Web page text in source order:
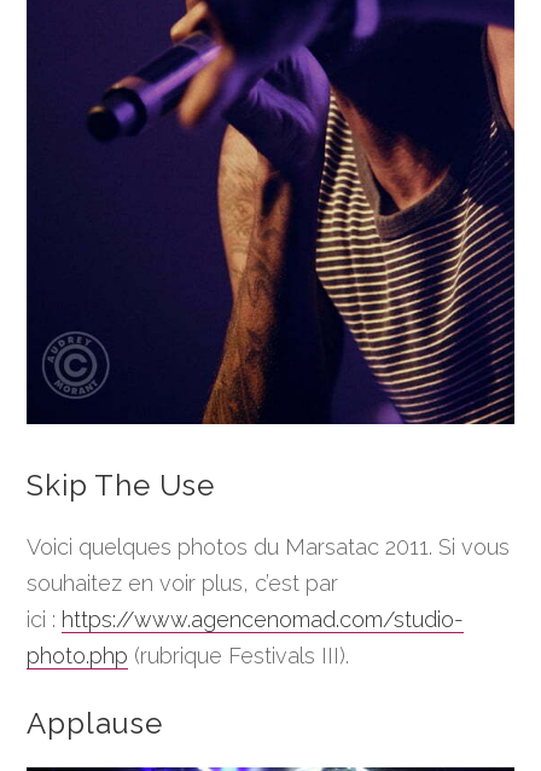
Skip The Use
Voici quelques photos du Marsatac 2011. Si vous
souhaitez en voir plus, c’est par
ici : https://www.agencenomad.com/studio-
photo.php (rubrique Festivals III).
Applause